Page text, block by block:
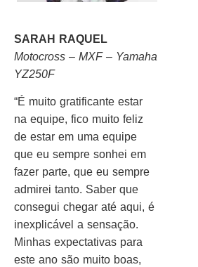
SARAH RAQUEL
Motocross – MXF – Yamaha
YZ250F
“É muito gratificante estar
na equipe, fico muito feliz
de estar em uma equipe
que eu sempre sonhei em
fazer parte, que eu sempre
admirei tanto. Saber que
consegui chegar até aqui, é
inexplicável a sensação.
Minhas expectativas para
este ano são muito boas,